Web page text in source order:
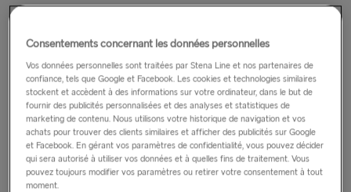
départ ou l’heure de départ.
Vous ne recevrez aucun remboursement si vous annulez
ITINÉRAIRE
VOYAGER EN VÉHICULE
Consentements concernant les données personnelles
Vos données personnelles sont traitées par Stena Line et nos partenaires de
confiance, tels que Google et Facebook. Les cookies et technologies similaires
stockent et accèdent à des informations sur votre ordinateur, dans le but de
fournir des publicités personnalisées et des analyses et statistiques de
marketing de contenu. Nous utilisons votre historique de navigation et vos
achats pour trouver des clients similaires et afficher des publicités sur Google
et Facebook. En gérant vos paramètres de confidentialité, vous pouvez décider
qui sera autorisé à utiliser vos données et à quelles fins de traitement. Vous
pouvez toujours modifier vos paramètres ou retirer votre consentement à tout
moment.